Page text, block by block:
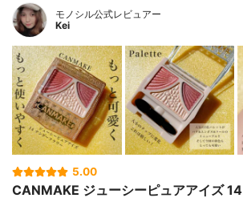
モノシル公式レビュアー
Kei
5.00
CANMAKE ジューシーピュアアイズ 14